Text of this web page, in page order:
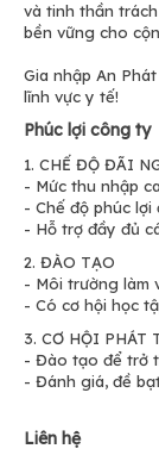
và tinh thần
bền vững cho
Gia nhập An
lĩnh vực y tế!
Phúc lợi công ty
1. CHẾ ĐỘ ĐÃI
- Mức thu nhập
- Chế độ phúc lợi
- Hỗ trợ đầy đủ
2. ĐÀO TẠO
- Môi trường làm
- Có cơ hội học
3. CƠ HỘI PHÁT
- Đào tạo để trở
- Đánh giá, đề
Liên hệ